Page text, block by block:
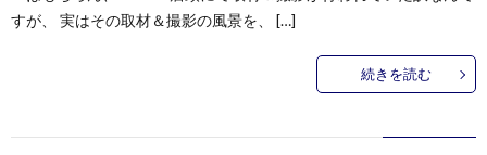
すが、 実はその取材＆撮影の風景を、 […]
続きを読む